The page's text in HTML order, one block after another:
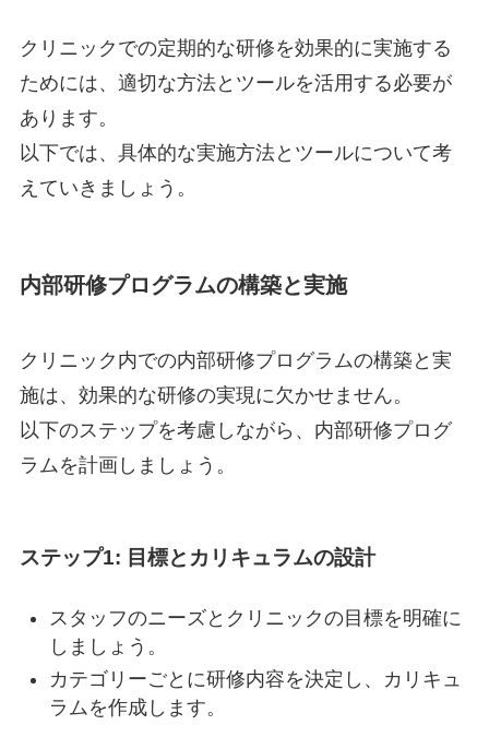
クリニックでの定期的な研修を効果的に実施する
ためには、適切な方法とツールを活用する必要が
あります。
以下では、具体的な実施方法とツールについて考
えていきましょう。
内部研修プログラムの構築と実施
クリニック内での内部研修プログラムの構築と実
施は、効果的な研修の実現に欠かせません。
以下のステップを考慮しながら、内部研修プログ
ラムを計画しましょう。
ステップ1: 目標とカリキュラムの設計
スタッフのニーズとクリニックの目標を明確に
しましょう。
カテゴリーごとに研修内容を決定し、カリキュ
ラムを作成します。